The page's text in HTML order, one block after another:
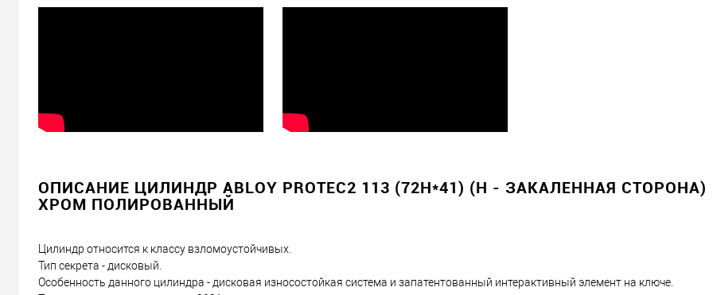
Доставка сердцевин от 4000 грн осуществляется бесплатно
ОПИСАНИЕ ЦИЛИНДР ABLOY PROTEC2 113 (72H*41) (H - ЗАКАЛЕННАЯ СТОРОНА)
ХРОМ ПОЛИРОВАННЫЙ
Цилиндр относится к классу взломоустойчивых.
Тип секрета - дисковый.
Особенность данного цилиндра - дисковая износостойкая система и запатентованный интерактивный элемент на ключе.